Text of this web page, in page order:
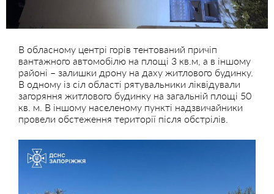
В обласному центрі горів тентований причіп
вантажного автомобілю на площі 3 кв.м, а в іншому
районі – залишки дрону на даху житлового будинку.
В одному із сіл області рятувальники ліквідували
загоряння житлового будинку на загальній площі 50
кв. м. В іншому населеному пункті надзвичайники
провели обстеження території після обстрілів.